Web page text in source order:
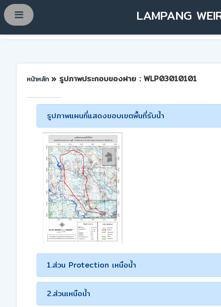
LAMPANG
หน้าหลัก » รูปภาพประกอบของฝาย : WLP03010101
รูปภาพแผนที่แสดงขอบเขตพื้นที่รับน้ำ
1.ส่วน Protection เหนือน้ำ
2.ส่วนเหนือน้ำ